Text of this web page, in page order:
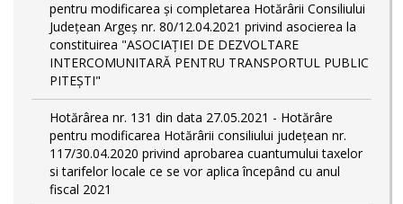
pentru modificarea și completarea Hotărârii Consiliului
Județean Argeș nr. 80/12.04.2021 privind asocierea la
constituirea "ASOCIAȚIEI DE DEZVOLTARE
INTERCOMUNITARĂ PENTRU TRANSPORTUL PUBLIC
PITEȘTI"
Hotărârea nr. 131 din data 27.05.2021 - Hotărâre
pentru modificarea Hotărârii consiliului județean nr.
117/30.04.2020 privind aprobarea cuantumului taxelor
si tarifelor locale ce se vor aplica începând cu anul
fiscal 2021